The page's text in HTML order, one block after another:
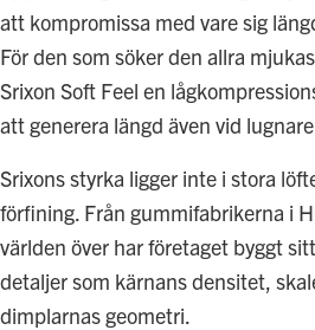
att kompromissa med vare sig
För den som söker den allra
Srixon Soft Feel en
att generera längd även vid
Srixons styrka ligger inte i stora
förfining. Från gummifabrikerna i
världen över har företaget byggt
detaljer som kärnans densitet,
dimplarnas geometri.